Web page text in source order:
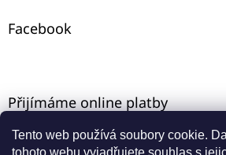
Tento web používá soubory cookie.
tohoto webu vyjadřujete souhlas s
Facebook
Přijímáme online platby